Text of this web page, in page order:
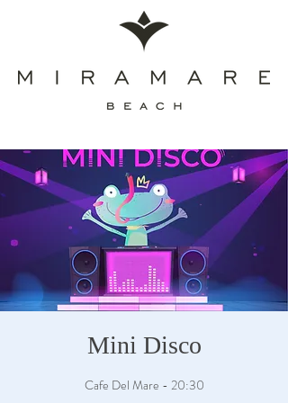
Mini Disco
Cafe Del Mare - 20:30